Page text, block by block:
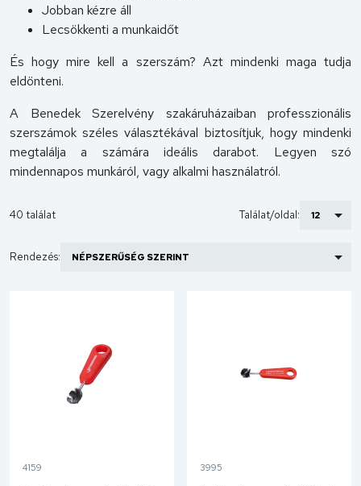
Jobban kézre áll
Lecsökkenti a munkaidőt
És hogy mire kell a szerszám? Azt mindenki maga tudja
eldönteni.
A Benedek Szerelvény szakáruházaiban professzionális
szerszámok széles választékával biztosítjuk, hogy mindenki
megtalálja a számára ideális darabot. Legyen szó
mindennapos munkáról, vagy alkalmi használatról.
40 találat Találat/oldal:
Rendezés:
4159 3995